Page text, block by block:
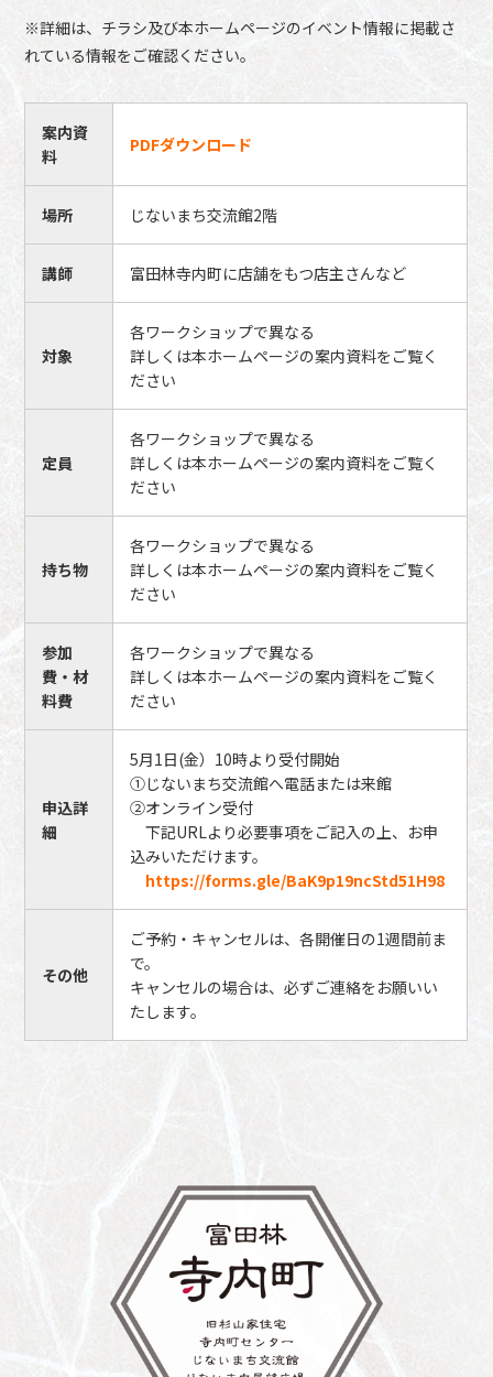
※詳細は、チラシ及び本ホームページのイベント情報に掲載さ
れている情報をご確認ください。
案内資
料
PDFダウンロード
場所 じないまち交流館2階
講師 富田林寺内町に店舗をもつ店主さんなど
対象
各ワークショップで異なる
詳しくは本ホームページの案内資料をご覧く
ださい
定員
各ワークショップで異なる
詳しくは本ホームページの案内資料をご覧く
ださい
持ち物
各ワークショップで異なる
詳しくは本ホームページの案内資料をご覧く
ださい
参加
費・材
料費
各ワークショップで異なる
詳しくは本ホームページの案内資料をご覧く
ださい
申込詳
細
5月1日(金）10時より受付開始
①じないまち交流館へ電話または来館
②オンライン受付
下記URLより必要事項をご記入の上、お申
込みいただけます。
https://forms.gle/BaK9p19ncStd51H98
その他
ご予約・キャンセルは、各開催日の1週間前ま
で。
キャンセルの場合は、必ずご連絡をお願いい
たします。